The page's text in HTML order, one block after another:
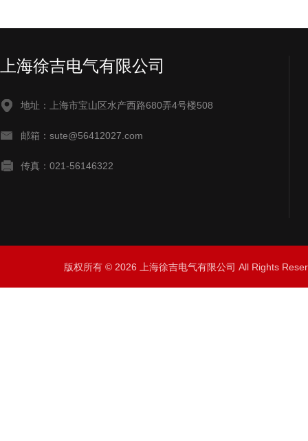
上海徐吉电气有限公司
地址：上海市宝山区水产西路680弄4号楼508
邮箱：sute@56412027.com
传真：021-56146322
版权所有 © 2026 上海徐吉电气有限公司 All Rights